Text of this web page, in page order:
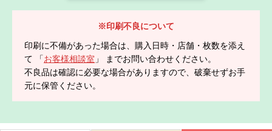
※印刷不良について
印刷に不備があった場合は、購入日時・店舗・枚数を添え
て 「お客様相談室 」 までお問い合わせください。
不良品は確認に必要な場合がありますので、破棄せずお手
元に保管ください。